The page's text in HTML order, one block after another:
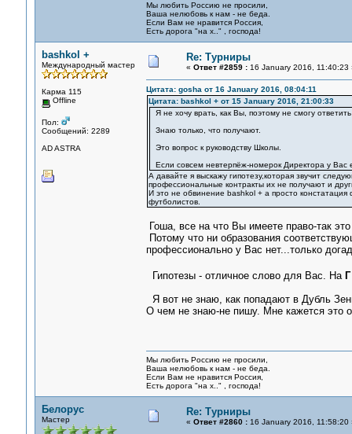
Мы любить Россию не просили,
Ваша нелюбовь к нам - не беда.
Если Вам не нравится Россия,
Есть дорога "на х.." , господа!
bashkol +
Международный мастер
Карма 115
Offline
Пол:
Сообщений: 2289
AD ASTRA
Re: Турниры
« Ответ #2859 :16 January 2016, 11:40:23
Цитата: gosha от 16 January 2016, 08:04:11
Цитата: bashkol + от 15 January 2016, 21:00:33
Я не хочу врать, как Вы, поэтому не смогу
Знаю только, что получают.
Это вопрос к руководству Школы.
Если совсем невтерпёж-номерок Директора у Вас
А давайте я выскажу гипотезу,которая звучит
профессиональные контракты их не получают и
И это не обвинение bashkol + а просто
футболистов.
Гоша, все на что Вы имеете право-так это
Потому что ни образования
профессионально у Вас нет...только
Гипотезы - отличное слово для Вас. На Г
Я вот не знаю, как попадают в Дубль
О чем не знаю-не пишу. Мне кажется это
Мы любить Россию не просили,
Ваша нелюбовь к нам - не беда.
Если Вам не нравится Россия,
Есть дорога "на х.." , господа!
Белорус
Мастер
Re: Турниры
« Ответ #2860 :16 January 2016, 11:58:20